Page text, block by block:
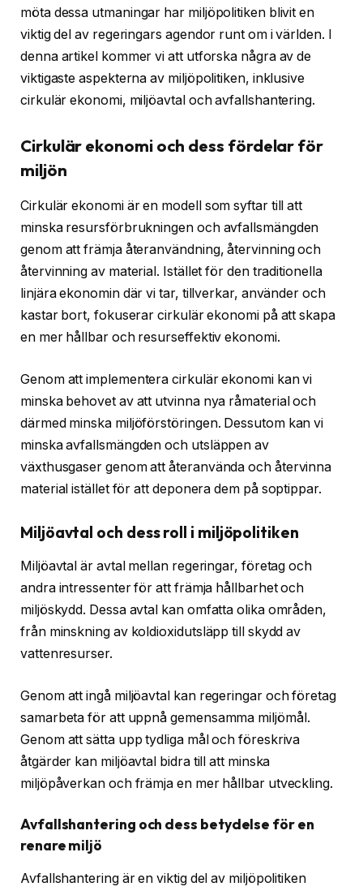
möta dessa utmaningar har miljöpolitiken blivit en
viktig del av regeringars agendor runt om i världen. I
denna artikel kommer vi att utforska några av de
viktigaste aspekterna av miljöpolitiken, inklusive
cirkulär ekonomi, miljöavtal och avfallshantering.
Cirkulär ekonomi och dess fördelar för
miljön
Cirkulär ekonomi är en modell som syftar till att
minska resursförbrukningen och avfallsmängden
genom att främja återanvändning, återvinning och
återvinning av material. Istället för den traditionella
linjära ekonomin där vi tar, tillverkar, använder och
kastar bort, fokuserar cirkulär ekonomi på att skapa
en mer hållbar och resurseffektiv ekonomi.
Genom att implementera cirkulär ekonomi kan vi
minska behovet av att utvinna nya råmaterial och
därmed minska miljöförstöringen. Dessutom kan vi
minska avfallsmängden och utsläppen av
växthusgaser genom att återanvända och återvinna
material istället för att deponera dem på soptippar.
Miljöavtal och dess roll i miljöpolitiken
Miljöavtal är avtal mellan regeringar, företag och
andra intressenter för att främja hållbarhet och
miljöskydd. Dessa avtal kan omfatta olika områden,
från minskning av koldioxidutsläpp till skydd av
vattenresurser.
Genom att ingå miljöavtal kan regeringar och företag
samarbeta för att uppnå gemensamma miljömål.
Genom att sätta upp tydliga mål och föreskriva
åtgärder kan miljöavtal bidra till att minska
miljöpåverkan och främja en mer hållbar utveckling.
Avfallshantering och dess betydelse för en
renare miljö
Avfallshantering är en viktig del av miljöpolitiken